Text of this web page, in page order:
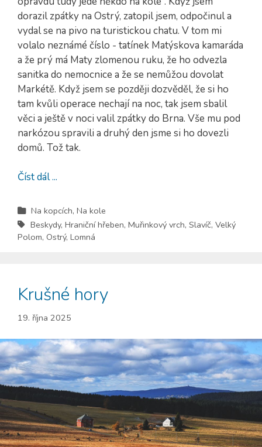
dorazil zpátky na Ostrý, zatopil jsem, odpočinul a
vydal se na pivo na turistickou chatu. V tom mi
volalo neznámé číslo - tatínek Matýskova kamaráda
a že prý má Maty zlomenou ruku, že ho odvezla
sanitka do nemocnice a že se nemůžou dovolat
Markétě. Když jsem se později dozvěděl, že si ho
tam kvůli operace nechají na noc, tak jsem sbalil
věci a ještě v noci valil zpátky do Brna. Vše mu pod
narkózou spravili a druhý den jsme si ho dovezli
domů. Tož tak.
Číst dál ...
Na kopcích, Na kole
Beskydy, Hraniční hřeben, Muřinkový vrch, Slavíč, Velký
Polom, Ostrý, Lomná
Krušné hory
19. října 2025